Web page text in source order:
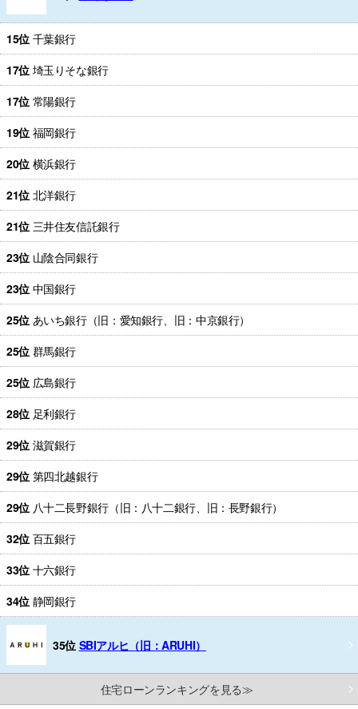
15位 千葉銀行
17位 埼玉りそな銀行
17位 常陽銀行
19位 福岡銀行
20位 横浜銀行
21位 北洋銀行
21位 三井住友信託銀行
23位 山陰合同銀行
23位 中国銀行
25位 あいち銀行（旧：愛知銀行、旧：中京銀行）
25位 群馬銀行
25位 広島銀行
28位 足利銀行
29位 滋賀銀行
29位 第四北越銀行
29位 八十二長野銀行（旧：八十二銀行、旧：長野銀行）
32位 百五銀行
33位 十六銀行
34位 静岡銀行
35位 SBIアルヒ（旧：ARUHI）
住宅ローンランキングを見る≫